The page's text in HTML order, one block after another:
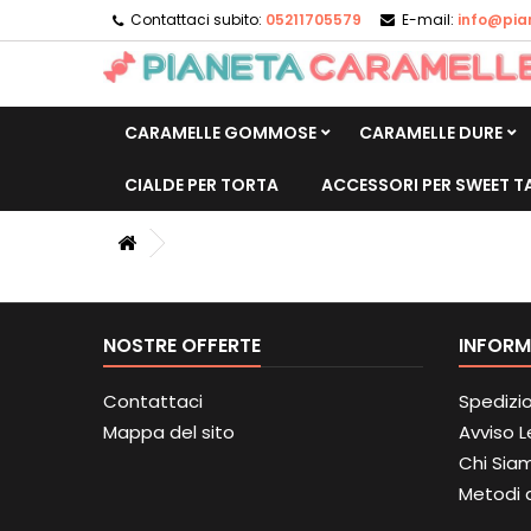
Contattaci subito: 05211705579 E-mail:
CARAMELLE GOMMOSE CARAMELLE DURE
CIALDE PER TORTA ACCESSORI PER SWEET
NOSTRE OFFERTE
Contattaci
Mappa del sito
Avviso
Chi
Metodi